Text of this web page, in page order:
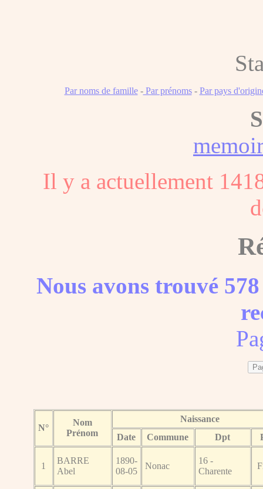
Par noms de famille-Par prénoms- Par pays
Il y a actuellement
Nous avons trouvé
N°
Nom
Prénom
Naissance
Date
Commune Dpt
1
BARRE
Abel
1890-
08-05
Nonac
16 -
Charente